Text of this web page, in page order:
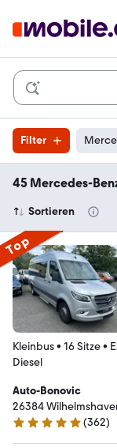
Filter
45 Mercedes-
Sortieren
Top
Kleinbus• 16 Sitze•
Diesel
Auto-Bonovic
26384
5 Sterne
(362)